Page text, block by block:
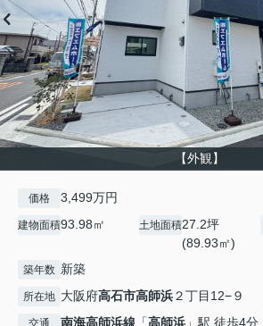
【外観】
価格 3,499万円
建物面積93.98㎡ 土地面積27.2坪
(89.93㎡)
築年数 新築
所在地 大阪府高石市高師浜２丁目12−９
南海高師浜線 「高師浜 」駅 徒歩4分